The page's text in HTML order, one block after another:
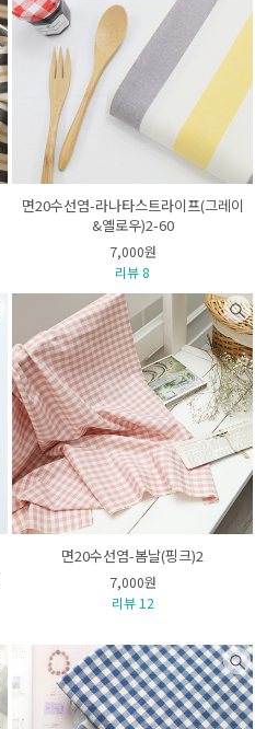
면20수선염-라나타스트라이프(그레이
&옐로우)2-60
7,000원
리뷰 8
면20수선염-봄날(핑크)2
7,000원
리뷰 12